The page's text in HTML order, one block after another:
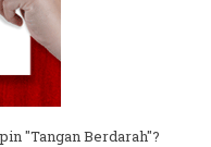
"Tangan Berdarah"?